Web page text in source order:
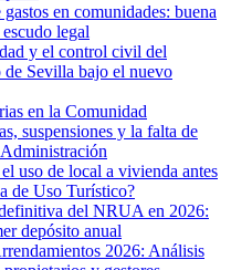
en comunidades: buena
legal
y el control civil del
Sevilla bajo el nuevo
en la Comunidad
suspensiones y la falta de
uso de local a vivienda antes
de Uso Turístico?
del NRUA en 2026:
depósito anual
2026: Análisis